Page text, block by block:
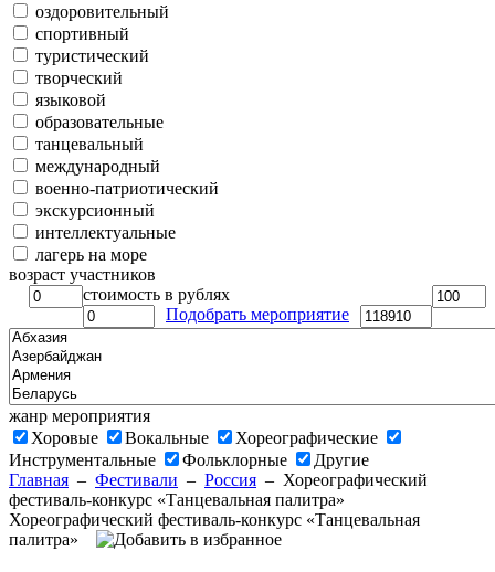
оздоровительный
спортивный
туристический
творческий
языковой
образовательные
танцевальный
международный
военно-патриотический
экскурсионный
интеллектуальные
лагерь на море
возраст участников
стоимость в рублях
Подобрать мероприятие
жанр мероприятия
Хоровые
Вокальные
Хореографические
Инструментальные
Фольклорные
Другие
Главная – Фестивали – Россия – Хореографический
фестиваль-конкурс «Танцевальная палитра»
Хореографический фестиваль-конкурс «Танцевальная
палитра»